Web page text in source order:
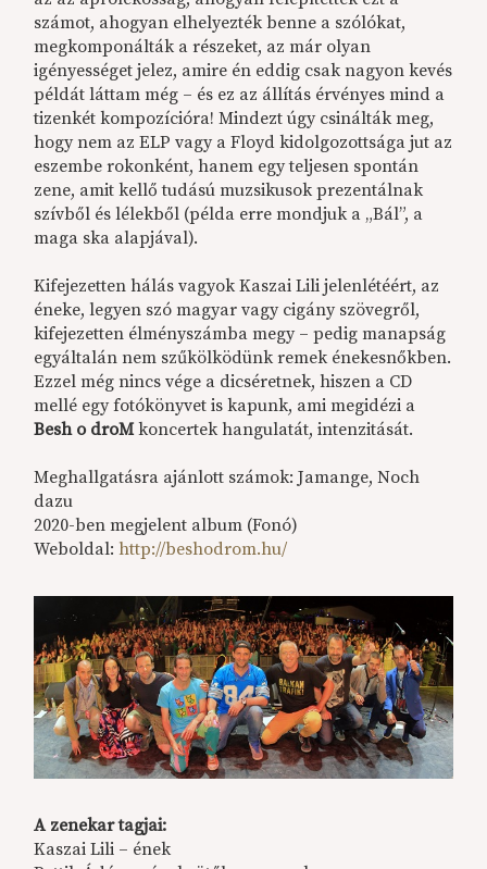
számot, ahogyan elhelyezték benne a szólókat,
megkomponálták a részeket, az már olyan
igényességet jelez, amire én eddig csak nagyon kevés
példát láttam még – és ez az állítás érvényes mind a
tizenkét kompozícióra! Mindezt úgy csinálták meg,
hogy nem az ELP vagy a Floyd kidolgozottsága jut az
eszembe rokonként, hanem egy teljesen spontán
zene, amit kellő tudású muzsikusok prezentálnak
szívből és lélekből (példa erre mondjuk a „Bál”, a
maga ska alapjával).
Kifejezetten hálás vagyok Kaszai Lili jelenlétéért, az
éneke, legyen szó magyar vagy cigány szövegről,
kifejezetten élményszámba megy – pedig manapság
egyáltalán nem szűkölködünk remek énekesnőkben.
Ezzel még nincs vége a dicséretnek, hiszen a CD
mellé egy fotókönyvet is kapunk, ami megidézi a
Besh o droMkoncertek hangulatát, intenzitását.
Meghallgatásra ajánlott számok: Jamange, Noch
dazu
2020-ben megjelent album (Fonó)
Weboldal:http://beshodrom.hu/
A zenekar tagjai:
Kaszai Lili – ének